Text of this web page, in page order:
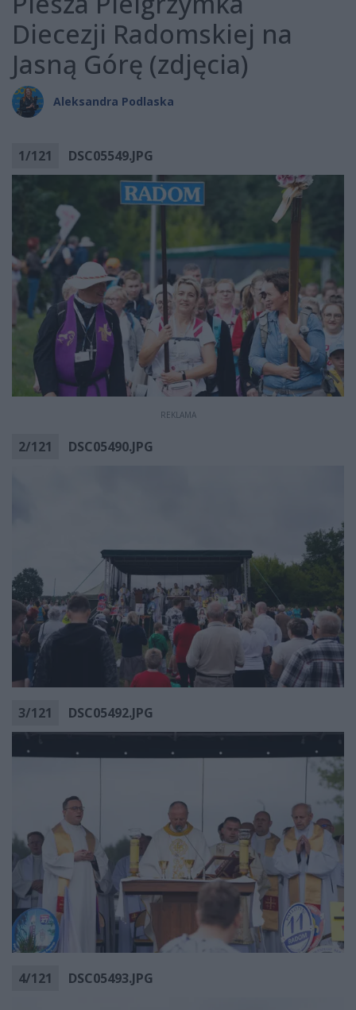
Diecezji Radomskiej na
Jasną Górę (zdjęcia)
Aleksandra Podlaska
1/121 DSC05549.JPG
REKLAMA
2/121 DSC05490.JPG
3/121 DSC05492.JPG
4/121 DSC05493.JPG